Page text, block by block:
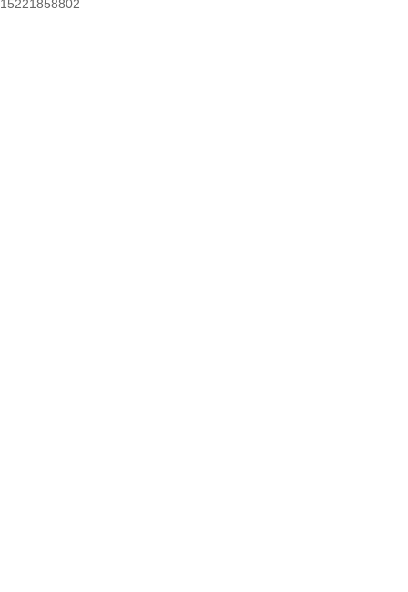
15221858802